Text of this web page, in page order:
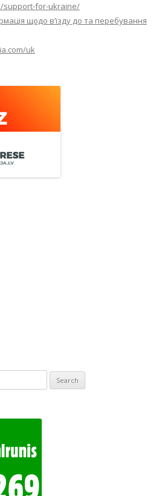
support-for-ukraine/
щодо в’їзду до та перебування
uk